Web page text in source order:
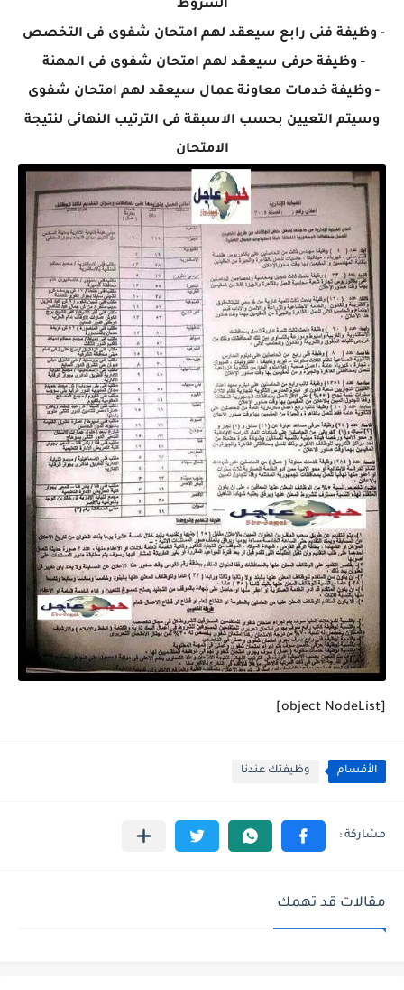
الشروط
- وظيفة فنى رابع سيعقد لهم امتحان شفوى فى التخصص
- وظيفة حرفى سيعقد لهم امتحان شفوى فى المهنة
- وظيفة خدمات معاونة عمال سيعقد لهم امتحان شفوى
وسيتم التعيين بحسب الاسبقة فى الترتيب النهائى لنتيجة
الامتحان
[object NodeList]
الأقسام وظيفتك عندنا
مقالات قد تهمك